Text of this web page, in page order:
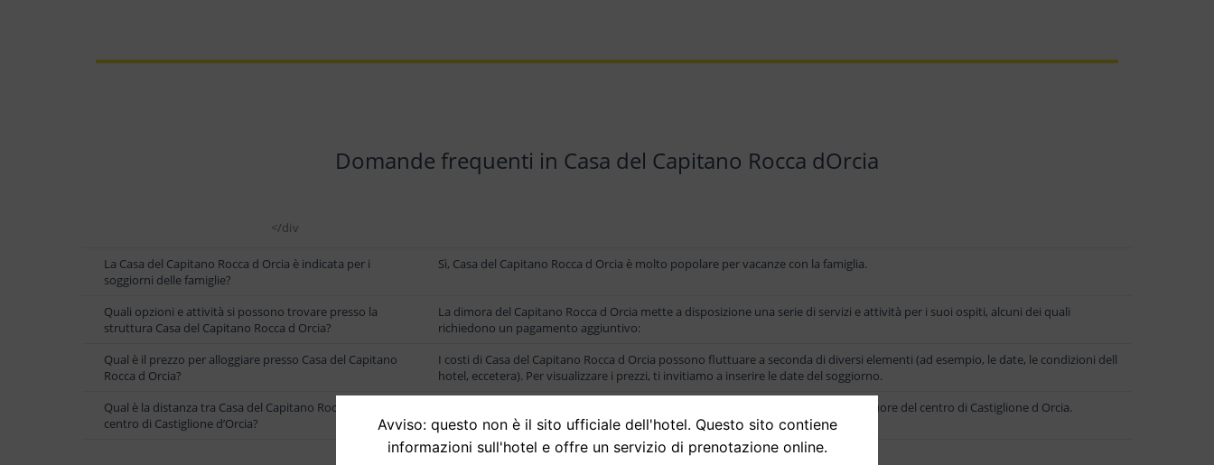
Domande frequenti in Casa del Capitano Rocca dOrcia
</div
La Casa del Capitano Rocca d Orcia è indicata per i
soggiorni delle famiglie?
Sì, Casa del Capitano Rocca d Orcia è molto popolare per vacanze con la famiglia.
Quali opzioni e attività si possono trovare presso la
struttura Casa del Capitano Rocca d Orcia?
La dimora del Capitano Rocca d Orcia mette a disposizione una serie di servizi e attività per i suoi ospiti, alcuni dei quali
richiedono un pagamento aggiuntivo:
Qual è il prezzo per alloggiare presso Casa del Capitano
Rocca d Orcia?
I costi di Casa del Capitano Rocca d Orcia possono fluttuare a seconda di diversi elementi (ad esempio, le date, le condizioni dell
hotel, eccetera). Per visualizzare i prezzi, ti invitiamo a inserire le date del soggiorno.
Qual è la distanza tra Casa del Capitano Rocca d Orcia e il
centro di Castiglione dʼOrcia?
La residenza del Capitano Rocca d Orcia è situata a una distanza di 650 metri dal cuore del centro di Castiglione d Orcia.
Avviso: questo non è il sito ufficiale dell'hotel. Questo sito contiene
informazioni sull'hotel e offre un servizio di prenotazione online.